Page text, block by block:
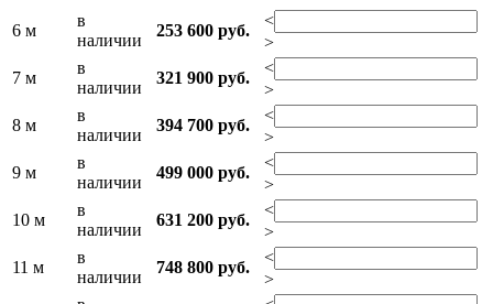
6 м
в
наличии
253 600 руб.
<
>
7 м
в
наличии
321 900 руб.
<
>
8 м
в
наличии
394 700 руб.
<
>
9 м
в
наличии
499 000 руб.
<
>
10 м
в
наличии
631 200 руб.
<
>
11 м
в
наличии
748 800 руб.
<
>